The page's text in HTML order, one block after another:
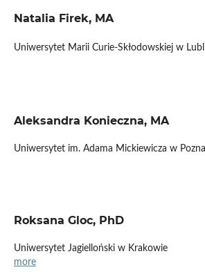
Natalia Firek, MA
Uniwersytet Marii Curie-Skłodowskiej w
Aleksandra Konieczna, MA
Uniwersytet im. Adama Mickiewicza w
Roksana Gloc, PhD
Uniwersytet Jagielloński w Krakowie
more